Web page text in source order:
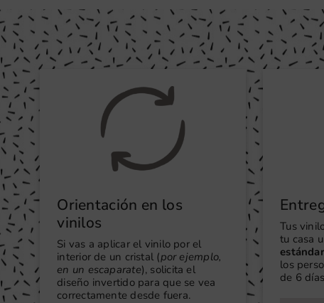
Orientación en los
vinilos
Si vas a aplicar el vinilo por el
interior de un cristal (por ejemplo,
en un escaparate), solicita el
diseño invertido para que se vea
correctamente desde fuera.
Tus
tu casa
estándar
los
de 6